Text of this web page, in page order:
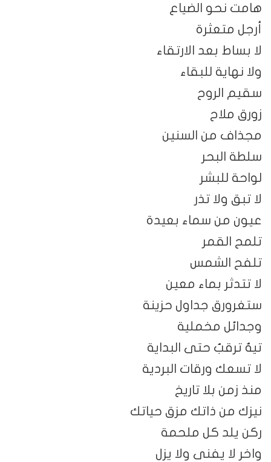
هامت نحو الضياع
أرجل متعثرة
لا بساط بعد الارتقاء
ولا نهاية للبقاء
سقيم الروح
زورق ملاح
مجذاف من السنين
سلطة البحر
لواحة للبشر
لا تبق ولا تذر
عيون من سماء بعيدة
تلمح القمر
تلفح الشمس
لا تتدثر بماء معين
ستغرورق جداول حزينة
وجدائل مخملية
تيهٌ ترقبٌ حتى البداية
لا تسعك ورقات البردية
منذ زمن بلا تاريخ
نيزك من ذاتك مزق حياتك
ركن يلد كل ملحمة
واخر لا يفنى ولا يزل